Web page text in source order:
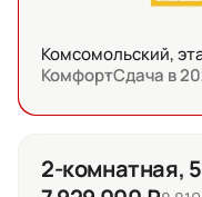
Комсомольский,
КомфортСдача в
2-комнатная,